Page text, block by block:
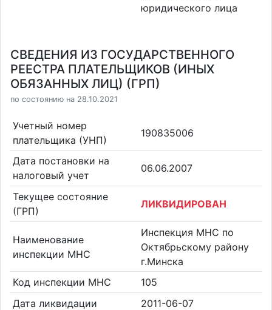
юридического лица
СВЕДЕНИЯ ИЗ ГОСУДАРСТВЕННОГО
РЕЕСТРА ПЛАТЕЛЬЩИКОВ (ИНЫХ
ОБЯЗАННЫХ ЛИЦ) (ГРП)
по состоянию на 28.10.2021
Учетный номер
плательщика (УНП)
190835006
Дата постановки на
налоговый учет
06.06.2007
Текущее состояние
(ГРП)
ЛИКВИДИРОВАН
Наименование
инспекции МНС
Инспекция МНС по
Октябрьскому району
г.Минска
Код инспекции МНС
105
Дата ликвидации
2011-06-07